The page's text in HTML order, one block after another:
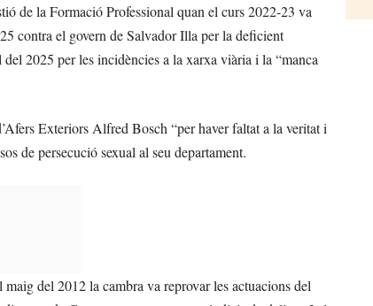
de la Formació Professional quan el curs 2022-23 va
contra el govern de Salvador Illa per la deficient
2025 per les incidències a la xarxa viària i la “manca
Exteriors Alfred Bosch “per haver faltat a la veritat i
de persecució sexual al seu departament.
del 2012 la cambra va reprovar les actuacions del